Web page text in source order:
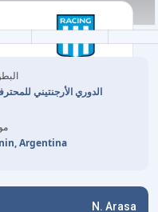
الدوري الأرجنتيني
Argentina
N. Arasa